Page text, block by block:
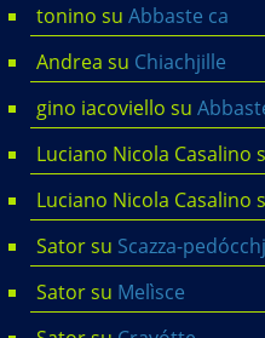
tonino su Abbaste ca
Andrea su Chiachjille
gino iacoviello su
Luciano Nicola Casalino
Luciano Nicola Casalino
Satorsu Scazza-
Satorsu Melìsce